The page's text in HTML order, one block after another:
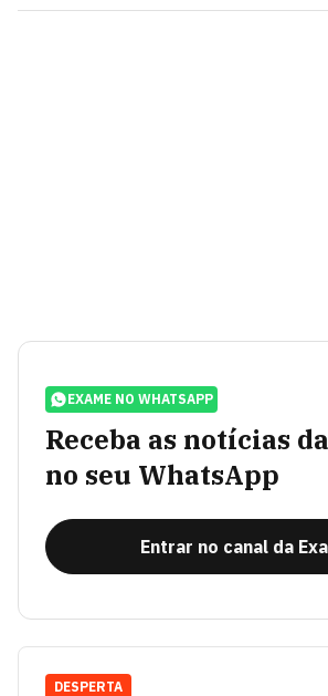
EXAME NO WHATSAPP
Receba as notícias
no seu WhatsApp
Entrar no canal da
DESPERTA